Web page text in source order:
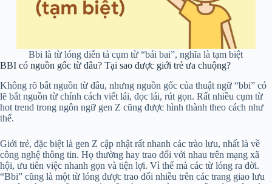
Bbi là từ lóng diễn tả cụm từ “bái bai”, nghĩa là tạm biệt
BBI có nguồn gốc từ đâu? Tại sao được giới trẻ ưa chuộng?
Không rõ bắt nguồn từ đâu, nhưng nguồn gốc của thuật ngữ “bbi” có
lẽ bắt nguồn từ chính cách viết lái, đọc lái, rút gọn. Rất nhiều cụm từ
hot trend trong ngôn ngữ gen Z cũng được hình thành theo cách như
thế.
Giới trẻ, đặc biệt là gen Z cập nhật rất nhanh các trào lưu, nhất là về
công nghệ thông tin. Họ thường hay trao đổi với nhau trên mạng xã
hội, ưu tiên việc nhanh gọn và tiện lợi. Vì thế mà các từ lóng ra đời.
“Bbi” cũng là một từ lóng được trao đổi nhiều trên các trang giao lưu